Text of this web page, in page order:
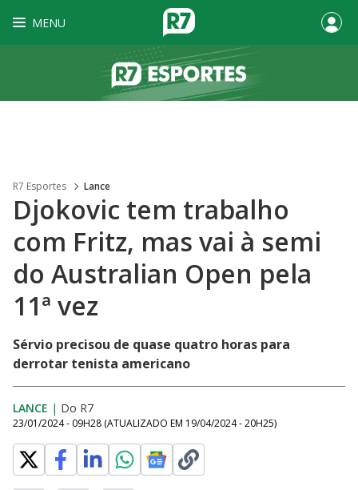
MENU
R7 Esportes Lance
Djokovic tem trabalho
com Fritz, mas vai à semi
do Australian Open pela
11ª vez
Sérvio precisou de quase quatro horas para
derrotar tenista americano
LANCE | Do R7
23/01/2024 - 09H28 (ATUALIZADO EM 19/04/2024 - 20H25)